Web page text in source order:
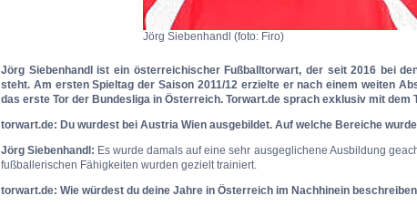
Jörg Siebenhandl (foto: Firo)
Jörg Siebenhandl ist ein österreichischer Fußballtorwart, der seit 2016 bei
steht. Am ersten Spieltag der Saison 2011/12 erzielte er nach einem weiten
das erste Tor der Bundesliga in Österreich. Torwart.de sprach exklusiv mit dem
torwart.de: Du wurdest bei Austria Wien ausgebildet. Auf welche Bereiche
Jörg Siebenhandl: Es wurde damals auf eine sehr ausgeglichene Ausbildung
fußballerischen Fähigkeiten wurden gezielt trainiert.
torwart.de: Wie würdest du deine Jahre in Österreich im Nachhinein